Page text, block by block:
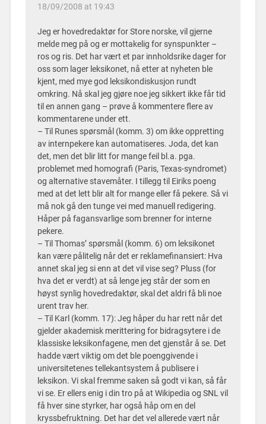
18/09/2008 at 19:43
Jeg er hovedredaktør for Store norske, vil gjerne
melde meg på og er mottakelig for synspunkter –
ros og ris. Det har vært et par innholdsrike dager for
oss som lager leksikonet, nå etter at nyheten ble
kjent, med mye god leksikondiskusjon rundt
omkring. Nå skal jeg gjøre noe jeg sikkert ikke får tid
til en annen gang – prøve å kommentere flere av
kommentarene under ett.
– Til Runes spørsmål (komm. 3) om ikke oppretting
av internpekere kan automatiseres. Joda, det kan
det, men det blir litt for mange feil bl.a. pga.
problemet med homografi (Paris, Texas-syndromet)
og alternative stavemåter. I tillegg til Eiriks poeng
med at det lett blir alt for mange eller få pekere. Så vi
må nok gå den tunge vei med manuell redigering.
Håper på fagansvarlige som brenner for interne
pekere.
– Til Thomas’ spørsmål (komm. 6) om leksikonet
kan være pålitelig når det er reklamefinansiert: Hva
annet skal jeg si enn at det vil vise seg? Pluss (for
hva det er verdt) at så lenge jeg står der som en
høyst synlig hovedredaktør, skal det aldri få bli noe
urent trav her.
– Til Karl (komm. 17): Jeg håper du har rett når det
gjelder akademisk merittering for bidragsytere i de
klassiske leksikonfagene, men det gjenstår å se. Det
hadde vært viktig om det ble poenggivende i
universitetenes tellekantsystem å publisere i
leksikon. Vi skal fremme saken så godt vi kan, så får
vi se. Er ellers enig i din tro på at Wikipedia og SNL vil
få hver sine styrker, har også håp om en del
kryssbefruktning. Det har det vel allerede vært når